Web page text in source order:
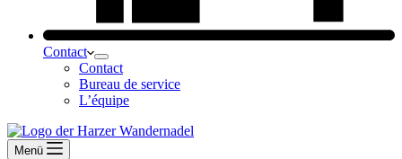
Contact
Contact
Bureau de service
L’équipe
Menü